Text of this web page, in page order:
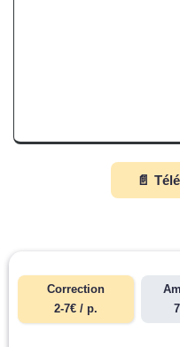
📄
Correction
2-7€ / p.